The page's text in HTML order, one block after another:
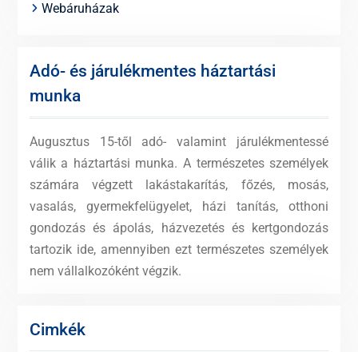
Webáruházak
Adó- és járulékmentes háztartási
munka
Augusztus 15-től adó- valamint járulékmentessé
válik a háztartási munka. A természetes személyek
számára végzett lakástakarítás, főzés, mosás,
vasalás, gyermekfelügyelet, házi tanítás, otthoni
gondozás és ápolás, házvezetés és kertgondozás
tartozik ide, amennyiben ezt természetes személyek
nem vállalkozóként végzik.
Cimkék